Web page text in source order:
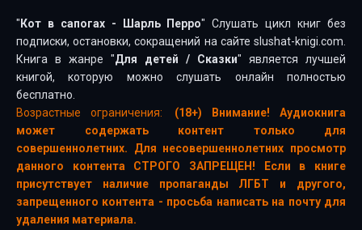
" Кот в сапогах - Шарль Перро" Слушать цикл книг без
подписки, остановки, сокращений на сайте slushat-knigi.com.
Книга в жанре "Для детей / Сказки" является лучшей
книгой, которую можно слушать онлайн полностью
бесплатно.
Возрастные ограничения:
(18+) Внимание! Аудиокнига
может содержать контент только для
совершеннолетних. Для несовершеннолетних просмотр
данного контента СТРОГО ЗАПРЕЩЕН! Если в книге
присутствует наличие пропаганды ЛГБТ и другого,
запрещенного контента - просьба написать на почту для
удаления материала.